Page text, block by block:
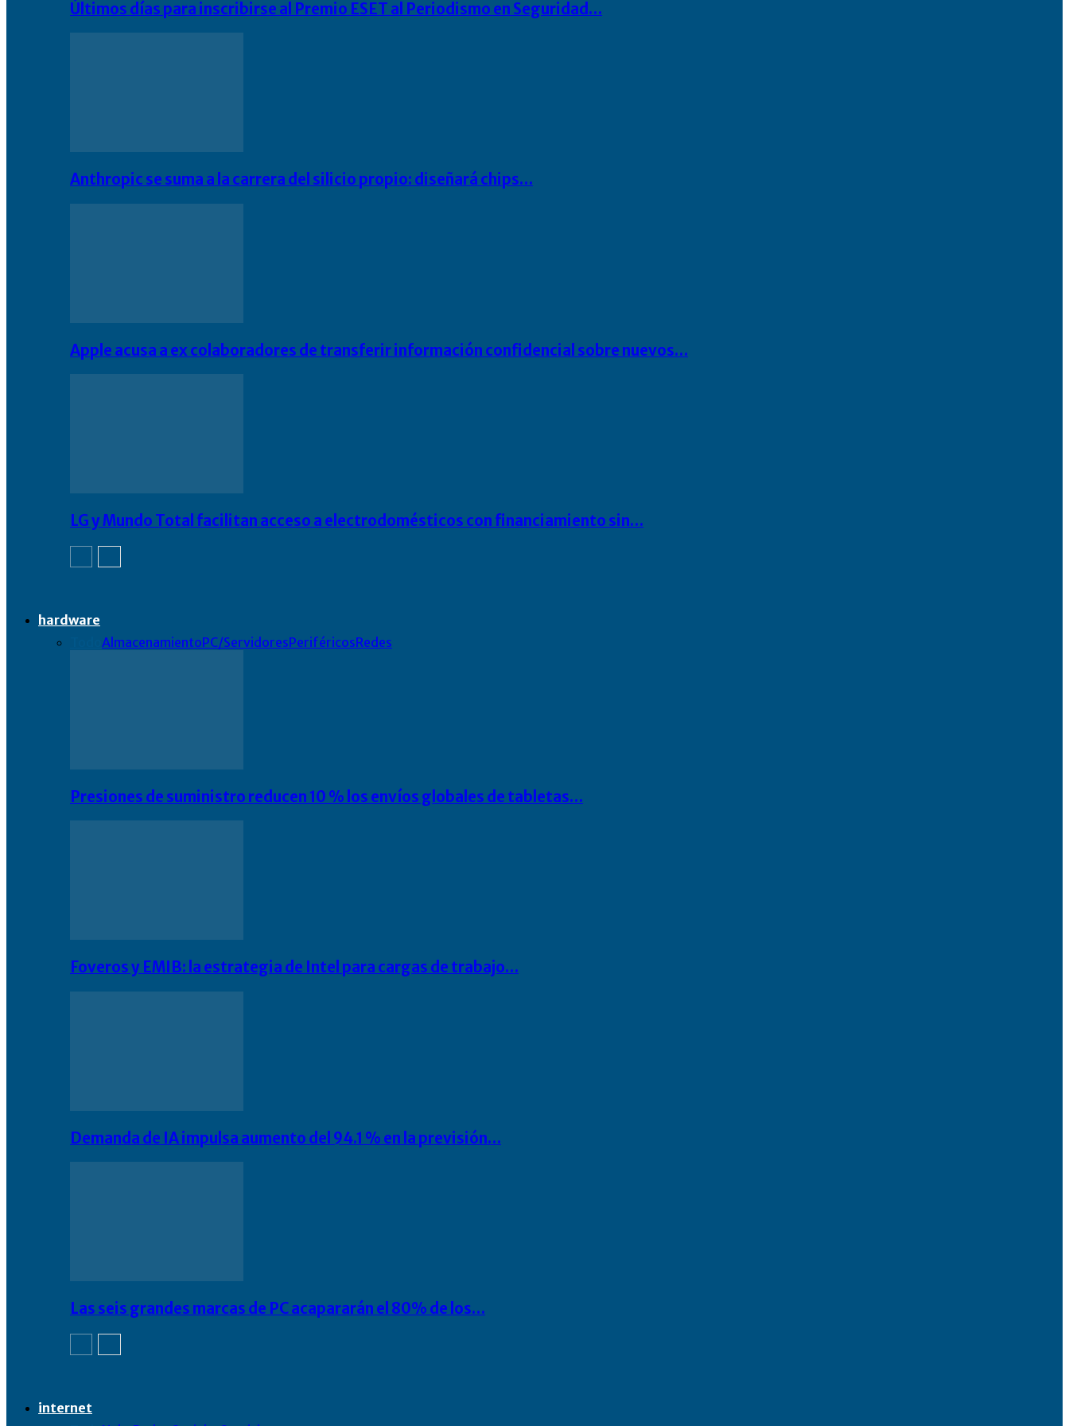
Últimos días para inscribirse al Premio ESET al Periodismo en Seguridad…
Anthropic se suma a la carrera del silicio propio: diseñará chips…
Apple acusa a ex colaboradores de transferir información confidencial sobre nuevos…
LG y Mundo Total facilitan acceso a electrodomésticos con financiamiento sin…
hardware
AlmacenamientoPC/ServidoresPeriféricosRedes
Presiones de suministro reducen 10 % los envíos globales de tabletas…
Foveros y EMIB: la estrategia de Intel para cargas de trabajo…
Demanda de IA impulsa aumento del 94.1 % en la previsión…
Las seis grandes marcas de PC acapararán el 80% de los…
internet